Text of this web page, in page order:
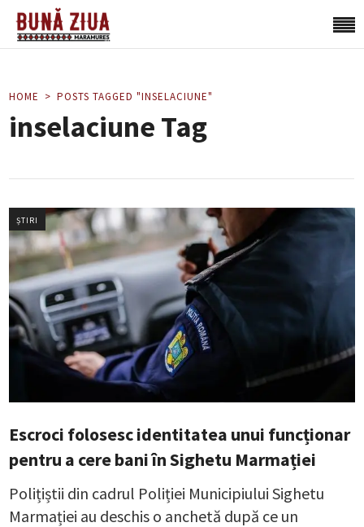
HOME POSTS TAGGED "INSELACIUNE"
inselaciune Tag
ȘTIRI
Escroci folosesc identitatea unui funcționar
pentru a cere bani în Sighetu Marmației
Polițiștii din cadrul Poliției Municipiului Sighetu
Marmației au deschis o anchetă după ce un